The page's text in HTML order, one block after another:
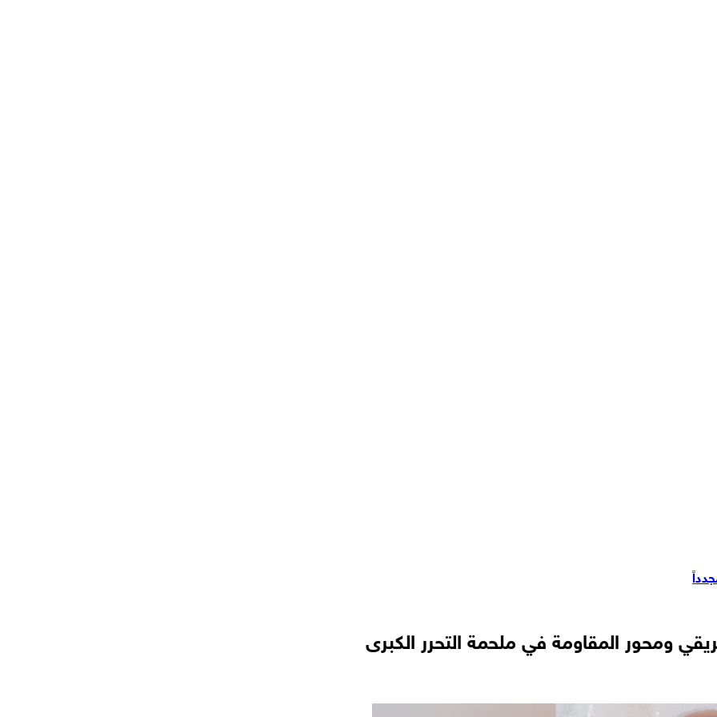
عامًا من الخدمة الفعلية
جنوبي قطاع غزة
ومجهولين في ريف إدلب الجنوبي
ومحور المقاومة في ملحمة التحرر الكبرى